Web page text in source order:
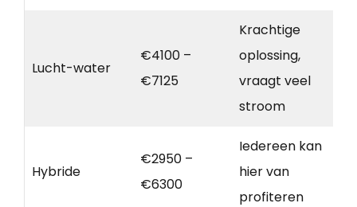
Lucht-water
€4100 –
€7125
Krachtige
oplossing,
vraagt veel
stroom
Hybride
€2950 –
€6300
Iedereen kan
hier van
profiteren